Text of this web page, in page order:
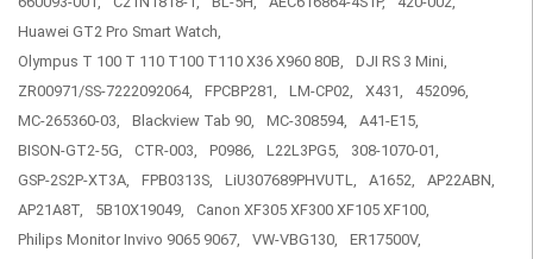
Huawei GT2 Pro Smart Watch,
Olympus T 100 T 110 T100 T110 X36 X960 80B,
DJI RS 3 Mini,
ZR00971/SS-7222092064,
FPCBP281, LM-CP02, X431,
452096,
MC-265360-03,
Blackview Tab 90, MC-308594,
A41-E15,
BISON-GT2-5G,
CTR-003, P0986, L22L3PG5,
308-1070-01,
GSP-2S2P-XT3A,
FPB0313S, LiU307689PHVUTL, A1652,
AP22ABN,
AP21A8T,
5B10X19049,
Canon XF305 XF300 XF105 XF100,
Philips Monitor Invivo 9065 9067,
VW-VBG130, ER17500V,